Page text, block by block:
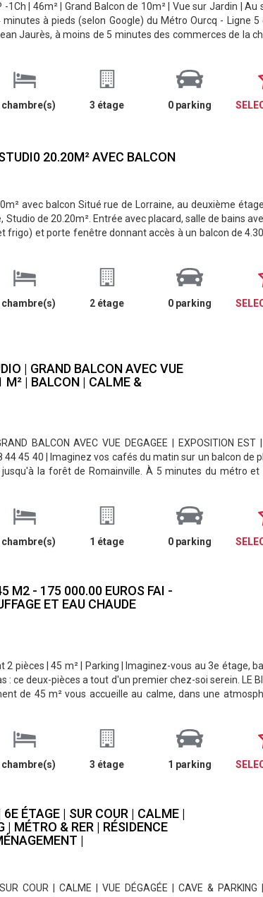
-1Ch | 46m² | Grand Balcon de 10m² | Vue sur Jardin |
à pieds (selon Google) du Métro Ourcq - Ligne
Jaurès, à moins de 5 minutes des commerces de la
chambre(s) 3 étage 0 parking
20.20M² AVEC BALCON
avec balcon Situé rue de Lorraine, au deuxième
de 20.20m². Entrée avec placard, salle de bains
frigo) et porte fenêtre donnant accès à un balcon de
chambre(s) 2 étage 0 parking
| GRAND BALCON AVEC VUE
M² | BALCON | CALME &
BALCON AVEC VUE DEGAGEE | EXPOSITION
44 45 40 | Imaginez vos cafés du matin sur un balcon de
la forêt de Romainville. À 5 minutes du métro
chambre(s) 1 étage 0 parking
M2 - 175 000.00 EUROS FAI -
ET EAU CHAUDE
2 pièces | 45 m² | Parking | Imaginez-vous au 3e étage,
: ce deux-pièces a tout d'un premier chez-soi serein. LE
de 45 m² vous accueille au calme, dans une
chambre(s) 3 étage 1 parking
ÉTAGE | SUR COUR | CALME |
| MÉTRO & RER | RÉSIDENCE
|
COUR | CALME | VUE DÉGAGÉE | CAVE & PARKING